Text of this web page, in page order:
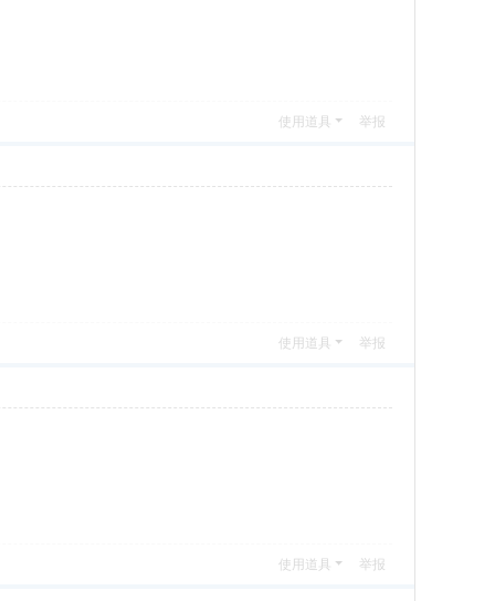
使用道具 举报
使用道具 举报
使用道具 举报